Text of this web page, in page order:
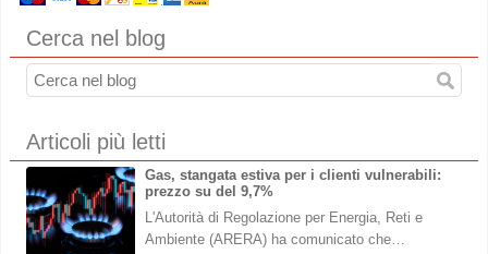
Cerca nel blog
Articoli più letti
Gas, stangata estiva per i clienti vulnerabili:
prezzo su del 9,7%
L'Autorità di Regolazione per Energia, Reti e
Ambiente (ARERA) ha comunicato che…